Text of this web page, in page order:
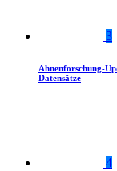
3
Ahnenforschung-
Datensätze
4